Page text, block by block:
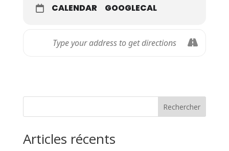
CALENDAR GOOGLECAL
Rechercher
Articles récents